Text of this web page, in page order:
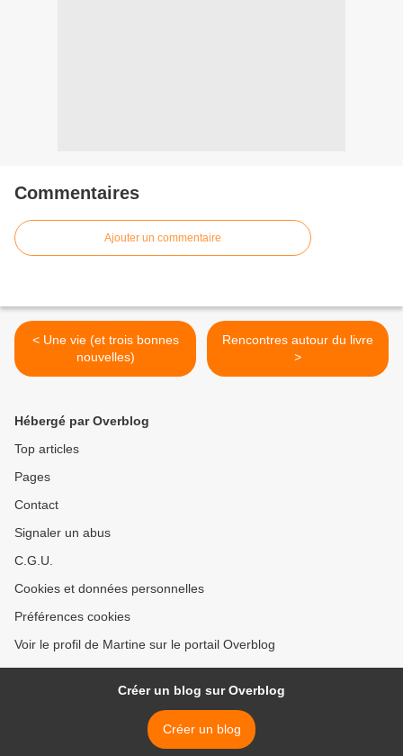
Commentaires
Ajouter un commentaire
< Une vie (et trois bonnes
nouvelles)
Rencontres autour du livre
>
Hébergé par Overblog
Top articles
Pages
Contact
Signaler un abus
C.G.U.
Cookies et données personnelles
Préférences cookies
Voir le profil de Martine sur le portail Overblog
Créer un blog sur Overblog
Créer un blog